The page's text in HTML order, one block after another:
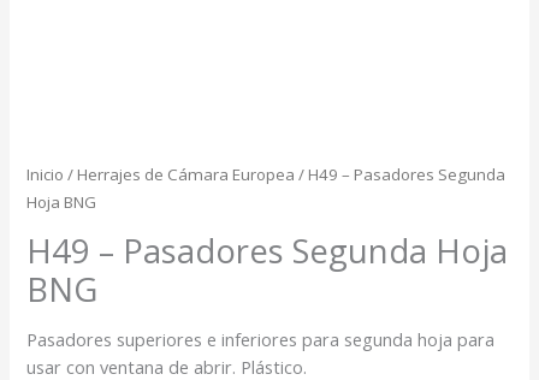
Inicio / Herrajes de Cámara Europea / H49 – Pasadores Segunda
Hoja BNG
H49 – Pasadores Segunda Hoja
BNG
Pasadores superiores e inferiores para segunda hoja para
usar con ventana de abrir. Plástico.